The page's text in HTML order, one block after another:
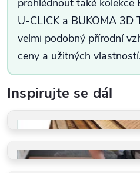
prohlédnout také kolekce
U-CLICK a BUKOMA 3D
velmi podobný přírodní
ceny a užitných vlastností.
Inspirujte se dál
Dotkněte se kvality